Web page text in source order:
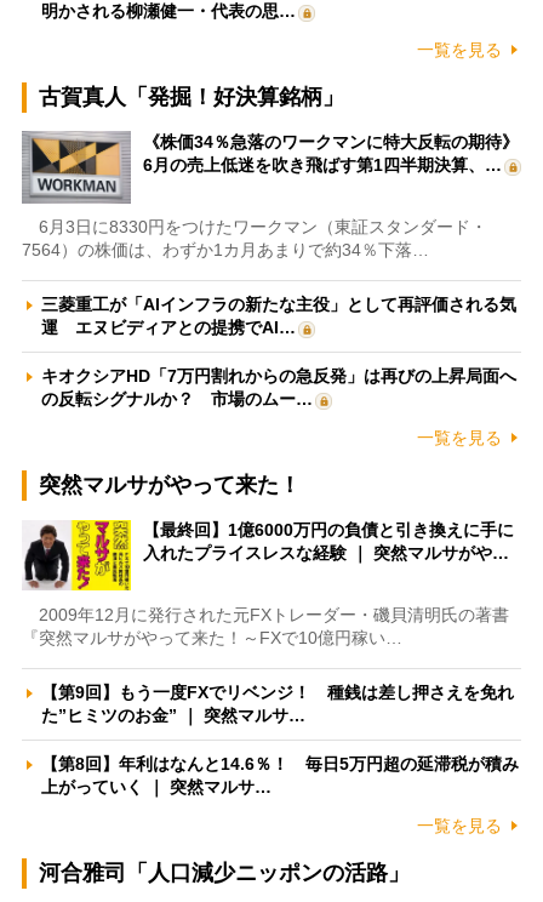
明かされる柳瀬健一・代表の思…
一覧を見る
古賀真人「発掘！好決算銘柄」
《株価34％急落のワークマンに特大反転の期待》
6月の売上低迷を吹き飛ばす第1四半期決算、…
6月3日に8330円をつけたワークマン（東証スタンダード・
7564）の株価は、わずか1カ月あまりで約34％下落…
三菱重工が「AIインフラの新たな主役」として再評価される気
運 エヌビディアとの提携でAI…
キオクシアHD「7万円割れからの急反発」は再びの上昇局面へ
の反転シグナルか？ 市場のムー…
一覧を見る
突然マルサがやって来た！
【最終回】1億6000万円の負債と引き換えに手に
入れたプライスレスな経験 ｜ 突然マルサがや…
2009年12月に発行された元FXトレーダー・磯貝清明氏の著書
『突然マルサがやって来た！～FXで10億円稼い…
【第9回】もう一度FXでリベンジ！ 種銭は差し押さえを免れ
た”ヒミツのお金” ｜ 突然マルサ…
【第8回】年利はなんと14.6％！ 毎日5万円超の延滞税が積み
上がっていく ｜ 突然マルサ…
一覧を見る
河合雅司「人口減少ニッポンの活路」